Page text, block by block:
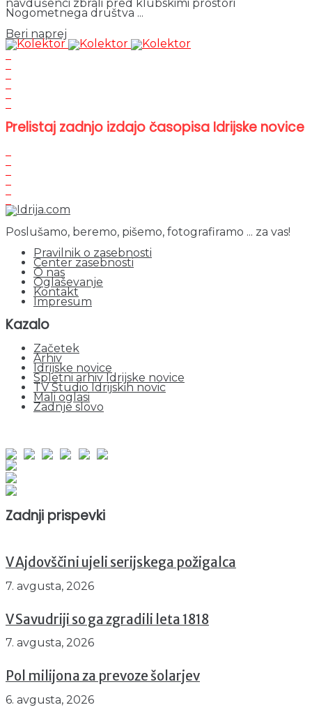
navdušenci zbrali pred klubskimi prostori
Nogometnega društva ...
Beri naprej
Prelistaj zadnjo izdajo časopisa Idrijske novice
Poslušamo, beremo, pišemo, fotografiramo ... za vas!
Pravilnik o zasebnosti
Center zasebnosti
O nas
Oglaševanje
Kontakt
Impresum
Kazalo
Začetek
Arhiv
Idrijske novice
Spletni arhiv Idrijske novice
TV Studio Idrijskih novic
Mali oglasi
Zadnje slovo
Zadnji prispevki
V Ajdovščini ujeli serijskega požigalca
7. avgusta, 2026
V Savudriji so ga zgradili leta 1818
7. avgusta, 2026
Pol milijona za prevoze šolarjev
6. avgusta, 2026